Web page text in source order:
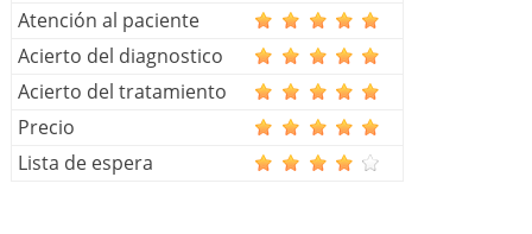
Atención al paciente
Acierto del diagnostico
Acierto del tratamiento
Precio
Lista de espera